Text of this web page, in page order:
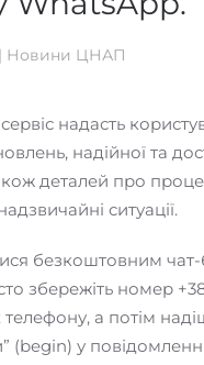
| Новини ЦНАП
надасть
надійної та
деталей про
ситуації.
безкоштовним
збережіть номер
а потім
(begin) у